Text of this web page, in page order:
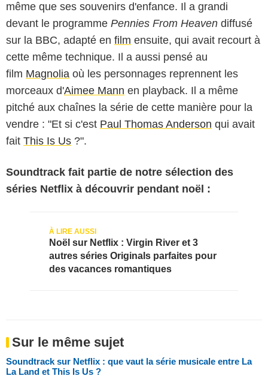
même que ses souvenirs d'enfance. Il a grandi
devant le programme Pennies From Heaven diffusé
sur la BBC, adapté en film ensuite, qui avait recourt à
cette même technique. Il a aussi pensé au
film Magnolia où les personnages reprennent les
morceaux d'Aimee Mann en playback. Il a même
pitché aux chaînes la série de cette manière pour la
vendre : "Et si c'est Paul Thomas Anderson qui avait
fait This Is Us ?".
Soundtrack fait partie de notre sélection des
séries Netflix à découvrir pendant noël :
Noël sur Netflix : Virgin River et 3
autres séries Originals parfaites pour
des vacances romantiques
Sur le même sujet
Soundtrack sur Netflix : que vaut la série musicale entre La
La Land et This Is Us ?